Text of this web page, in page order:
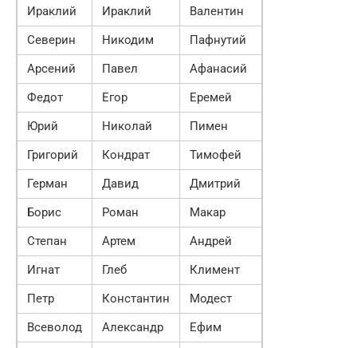
Ираклий Ираклий
Валентин
Северин
Никодим
Пафнутий
Арсений
Павел
Афанасий
Федот
Егор
Еремей
Юрий
Николай
Пимен
Григорий
Кондрат
Тимофей
Герман
Давид
Дмитрий
Борис
Роман
Макар
Степан
Артем
Андрей
Игнат
Глеб
Климент
Петр
Константин
Модест
Всеволод
Александр
Ефим